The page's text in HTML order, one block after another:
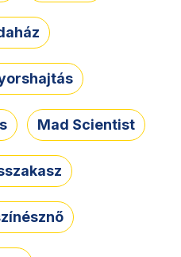
Mad Scientist